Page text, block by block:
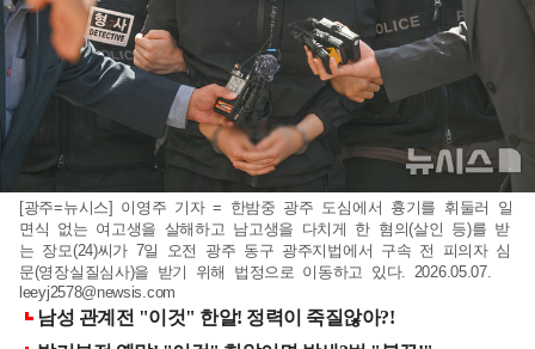
[광주=뉴시스] 이영주 기자 = 한밤중 광주 도심에서 흉기를 휘둘러 일
면식 없는 여고생을 살해하고 남고생을 다치게 한 혐의(살인 등)를 받
는 장모(24)씨가 7일 오전 광주 동구 광주지법에서 구속 전 피의자 심
문(영장실질심사)을 받기 위해 법정으로 이동하고 있다. 2026.05.07.
leeyj2578@newsis.com